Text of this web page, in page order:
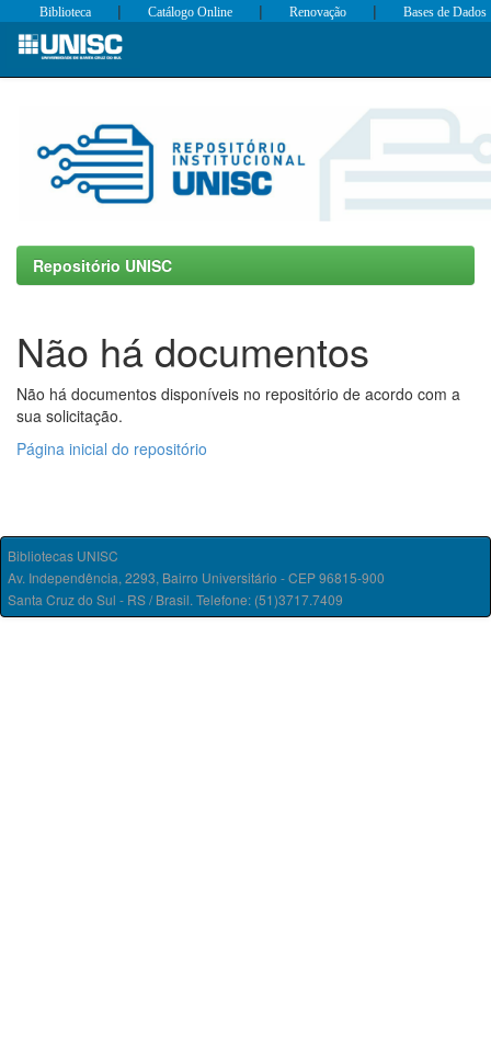
Skip
Biblioteca | Catálogo Online | Renovação | Bases de Dados
Repositório UNISC
Não há documentos
Não há documentos disponíveis no repositório de acordo com a
sua solicitação.
Página inicial do repositório
Bibliotecas UNISC
Av. Independência, 2293, Bairro Universitário - CEP 96815-900
Santa Cruz do Sul - RS / Brasil. Telefone: (51)3717.7409